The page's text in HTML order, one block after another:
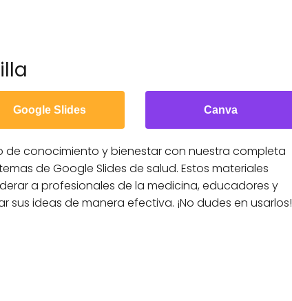
Google Slides Canva
de conocimiento y bienestar con nuestra completa
de Google Slides de salud. Estos materiales
a profesionales de la medicina, educadores y
ideas de manera efectiva. ¡No dudes en usarlos!